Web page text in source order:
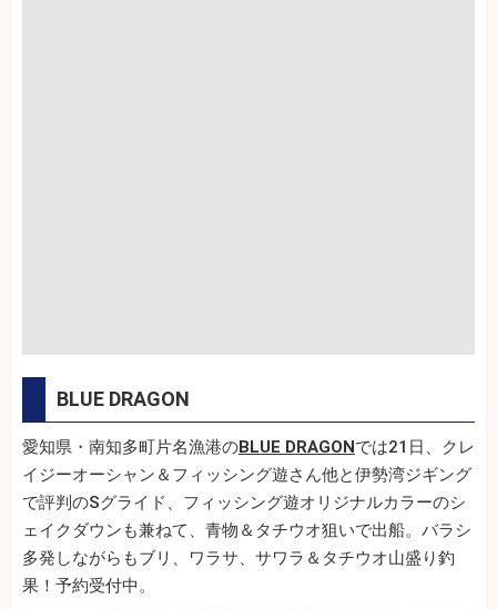
BLUE DRAGON
愛知県・南知多町片名漁港のBLUE DRAGON では21日、クレ
イジーオーシャン＆フィッシング遊さん他と伊勢湾ジギング
で評判のSグライド、フィッシング遊オリジナルカラーのシ
ェイクダウンも兼ねて、青物＆タチウオ狙いで出船。バラシ
多発しながらもブリ、ワラサ、サワラ＆タチウオ山盛り釣
果！予約受付中。